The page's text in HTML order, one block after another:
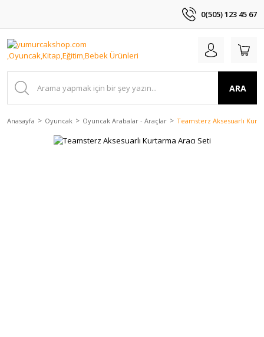
0(505) 123 45 67
ARA
Anasayfa Oyuncak Oyuncak Arabalar - Araçlar Teamsterz Aksesuarlı